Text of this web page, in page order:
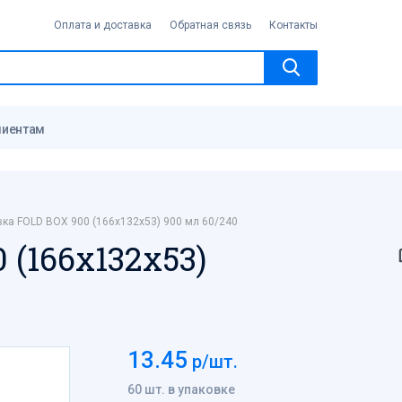
Оплата и доставка Обратная связь Контакты
FOLD BOX 900 (166х132х53) 900 мл 60/240
13.45 р/шт.
60 шт. в упаковке